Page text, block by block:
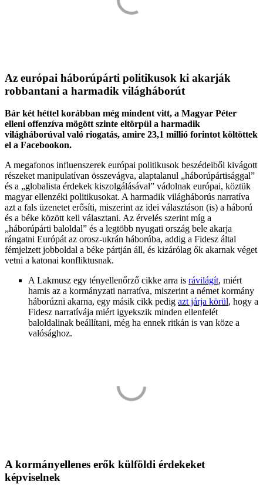
Az európai háborúpárti politikusok ki akarják
robbantani a harmadik világháborút
Bár két héttel korábban még mindent vitt, a Magyar Péter
elleni offenzíva mögött szinte eltörpül a harmadik
világháborúval való riogatás, amire 23,1 millió forintot költöttek
el a Facebookon.
A megafonos influenszerek európai politikusok beszédeiből kivágott
részeket manipulatívan összevágva, alaptalanul „háborúpártisággal”
és a „globalista érdekek kiszolgálásával” vádolnak európai, köztük
magyar ellenzéki politikusokat. A harmadik világháborús narratíva
azt a fals üzenetet erősíti, miszerint az idei választáson (is) a háború
és a béke között kell választani. Az érvelés szerint míg a
„háborúpárti baloldal” és a legtöbb nyugati ország bele akarja
rángatni Európát az orosz-ukrán háborúba, addig a Fidesz által
fémjelzett jobboldal a béke pártján áll, és kizárólag ők akarnak véget
vetni a katonai konfliktusnak.
A Lakmusz egy tényellenőrző cikke arra is rávilágít, miért
hamis az a kormányzati narratíva, miszerint a német kormány
háborúzni akarna, egy másik cikk pedig azt járja körül, hogy a
Fidesz narratívája miért igyekszik minden ellenfelét
baloldalinak beállítani, még ha ennek ritkán is van köze a
valósághoz.
A kormányellenes erők külföldi érdekeket
képviselnek